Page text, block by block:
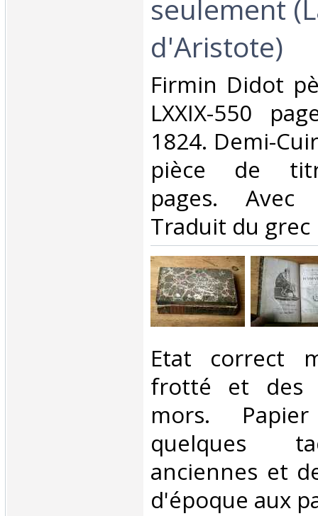
seulement
d'Aristote)‎
‎Firmin Didot
LXXIX-550
1824. Demi-
pièce de
pages.
Traduit du
‎Etat correct
frotté et des
mors.
quelques
anciennes et
d'époque aux